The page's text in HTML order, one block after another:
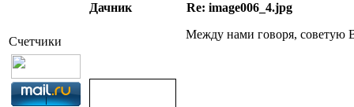
Счетчики
Дачник
Re: image006_4.jpg
Между нами говоря, советую